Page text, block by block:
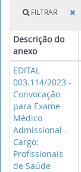
FILTRAR
Descrição do
anexo
EDITAL
003.114/2023 -
Convocação
para Exame
Médico
Admissional -
Cargo:
Profissionais
de Saúde